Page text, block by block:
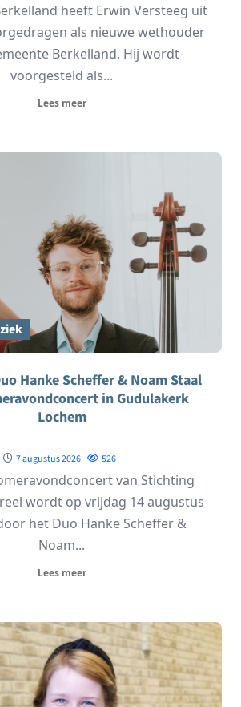
heeft Erwin Versteeg uit
als nieuwe wethouder
Berkelland. Hij wordt
voorgesteld als...
Lees meer
Hanke Scheffer & Noam Staal
in Gudulakerk
Lochem
7 augustus 2026 526
van Stichting
wordt op vrijdag 14 augustus
het Duo Hanke Scheffer &
Noam...
Lees meer